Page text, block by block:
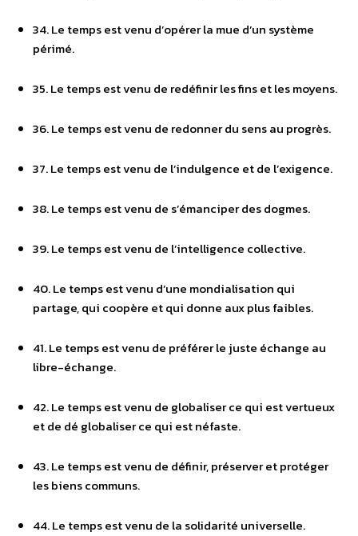
34. Le temps est venu d’opérer la mue d’un système
périmé.
35. Le temps est venu de redéfinir les fins et les moyens.
36. Le temps est venu de redonner du sens au progrès.
37. Le temps est venu de l’indulgence et de l’exigence.
38. Le temps est venu de s’émanciper des dogmes.
39. Le temps est venu de l’intelligence collective.
40. Le temps est venu d’une mondialisation qui
partage, qui coopère et qui donne aux plus faibles.
41. Le temps est venu de préférer le juste échange au
libre-échange.
42. Le temps est venu de globaliser ce qui est vertueux
et de dé globaliser ce qui est néfaste.
43. Le temps est venu de définir, préserver et protéger
les biens communs.
44. Le temps est venu de la solidarité universelle.